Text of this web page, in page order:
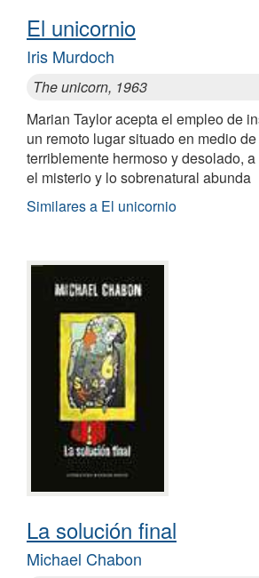
El unicornio
Iris Murdoch
The unicorn, 1963
Marian Taylor acepta el empleo de
un remoto lugar situado en medio
terriblemente hermoso y desolado,
el misterio y lo sobrenatural abunda
Similares a El unicornio
La solución final
Michael Chabon